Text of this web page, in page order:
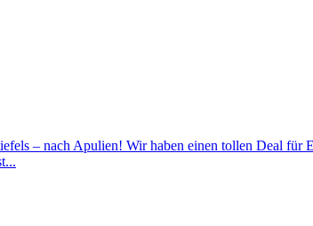
– nach Apulien! Wir haben einen tollen Deal für